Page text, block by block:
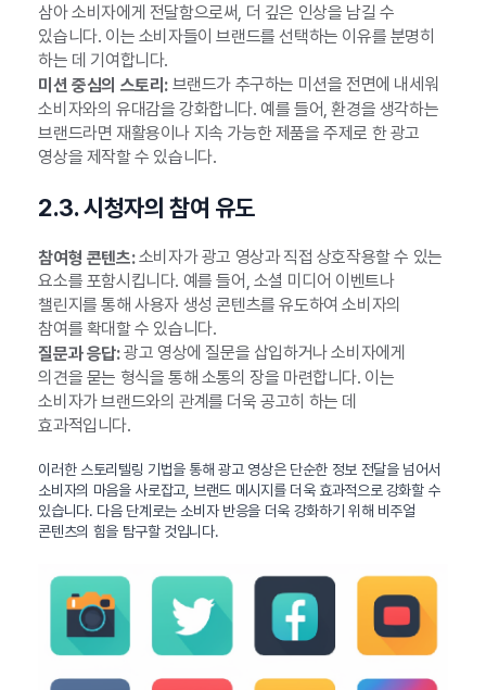
삼아 소비자에게 전달함으로써, 더 깊은 인상을 남길 수
있습니다. 이는 소비자들이 브랜드를 선택하는 이유를 분명히
하는 데 기여합니다.
미션 중심의 스토리:브랜드가 추구하는 미션을 전면에 내세워
소비자와의 유대감을 강화합니다. 예를 들어, 환경을 생각하는
브랜드라면 재활용이나 지속 가능한 제품을 주제로 한 광고
영상을 제작할 수 있습니다.
2.3. 시청자의 참여 유도
참여형 콘텐츠:소비자가 광고 영상과 직접 상호작용할 수 있는
요소를 포함시킵니다. 예를 들어, 소셜 미디어 이벤트나
챌린지를 통해 사용자 생성 콘텐츠를 유도하여 소비자의
참여를 확대할 수 있습니다.
질문과 응답:광고 영상에 질문을 삽입하거나 소비자에게
의견을 묻는 형식을 통해 소통의 장을 마련합니다. 이는
소비자가 브랜드와의 관계를 더욱 공고히 하는 데
효과적입니다.
이러한 스토리텔링 기법을 통해 광고 영상은 단순한 정보 전달을 넘어서
소비자의 마음을 사로잡고, 브랜드 메시지를 더욱 효과적으로 강화할 수
있습니다. 다음 단계로는 소비자 반응을 더욱 강화하기 위해 비주얼
콘텐츠의 힘을 탐구할 것입니다.